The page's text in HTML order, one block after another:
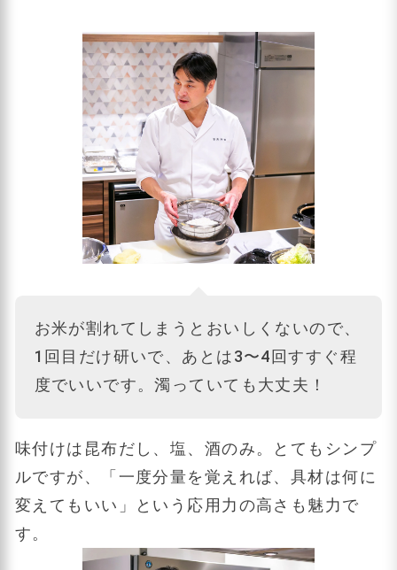
お米が割れてしまうとおいしくないので、
1回目だけ研いで、あとは3〜4回すすぐ程
度でいいです。濁っていても大丈夫！
味付けは昆布だし、塩、酒のみ。とてもシンプ
ルですが、「一度分量を覚えれば、具材は何に
変えてもいい」という応用力の高さも魅力で
す。